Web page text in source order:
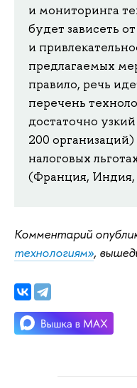
и мониторинга
будет зависеть
и
предлагаемых
правило, речь
перечень
достаточно
200
налоговых
(Франция,
Комментарий
технологиям»,